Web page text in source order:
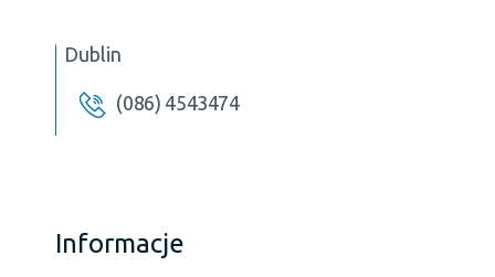
Dublin
(086) 4543474
Informacje